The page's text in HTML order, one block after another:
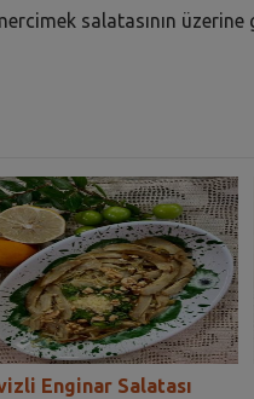
salatasının
Enginar Salatası